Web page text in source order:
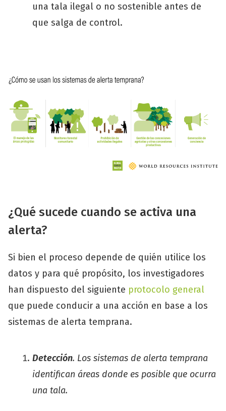
una tala ilegal o no sostenible antes de
que salga de control.
¿Qué sucede cuando se activa una
alerta?
Si bien el proceso depende de quién utilice los
datos y para qué propósito, los investigadores
han dispuesto del siguiente protocolo general
que puede conducir a una acción en base a los
sistemas de alerta temprana.
Detección. Los sistemas de alerta temprana
identifican áreas donde es posible que ocurra
una tala.